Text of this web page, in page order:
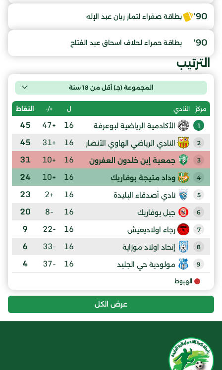
90' بطاقة صفراء لتمار ريان عبد الإله
90' بطاقة حمراء لحلاف اسحاق عبد الفتاح
الترتيب
المجموعة (جـ) أقل من 18 سنة
مركز النادي ل +/- النقاط
1 الأكادمية الرياضية لبوعرفة 16
+47
45
2 النادي الرياضي الهاوي الأنصار 16
+31
45
3 جمعية إين خلدون العفرون 16
+10
31
4 وداد متيجة بوفاريك 16
+10
24
5 نادي أصدقاء البليدة 16
+2
23
6 جيل بوفاريك 16
-8
20
7 رجاء اولاديعيش 16
-22
9
8 إتحاد اولاد موزاية 16
-33
6
9 مولودية حي الجليد 16
-37
4
الهبوط
عرض الكل